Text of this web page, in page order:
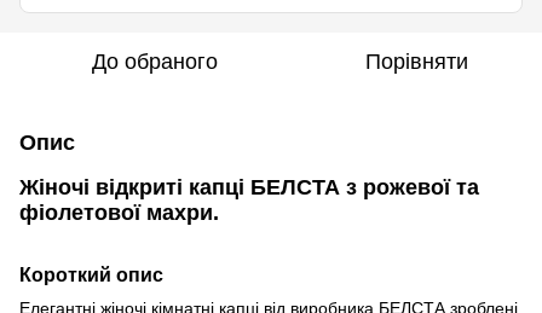
До обраного Порівняти
Опис
Жіночі відкриті капці БЕЛСТА з рожевої та
фіолетової махри.
Короткий опис
Елегантні жіночі кімнатні капці від виробника БЕЛСТА зроблені